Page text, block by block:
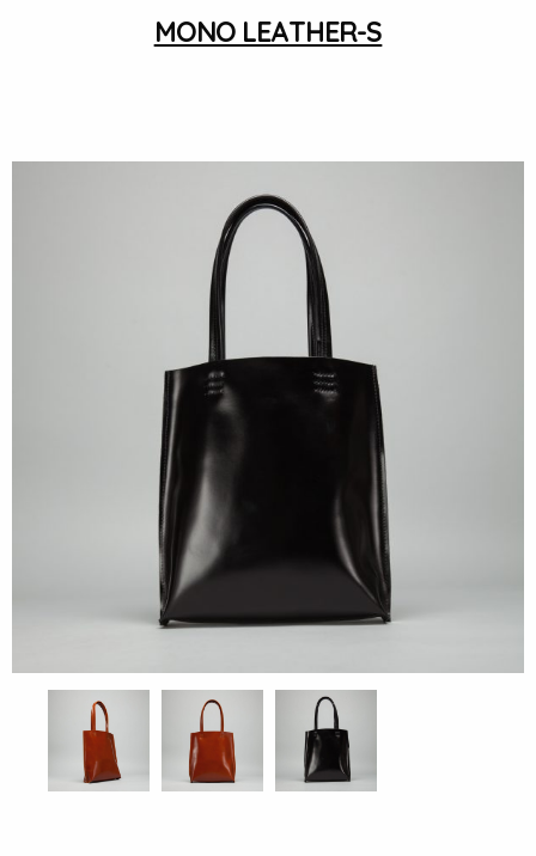
MONO LEATHER-S